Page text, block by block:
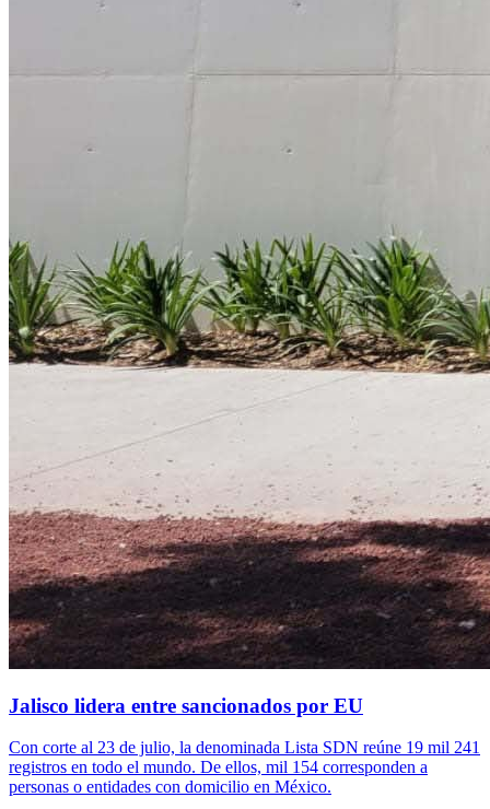
Jalisco lidera entre sancionados por EU
Con corte al 23 de julio, la denominada Lista SDN reúne 19 mil 241
registros en todo el mundo. De ellos, mil 154 corresponden a
personas o entidades con domicilio en México.